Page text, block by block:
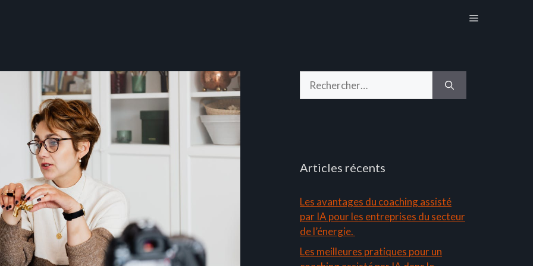
Menu
Articles récents
Les avantages du coaching assisté
par IA pour les entreprises du secteur
de l’énergie.
Les meilleures pratiques pour un